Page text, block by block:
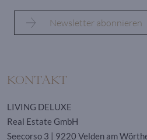
KONTAKT
LIVING DELUXE
Real Estate GmbH
Seecorso 3 | 9220 Velden am